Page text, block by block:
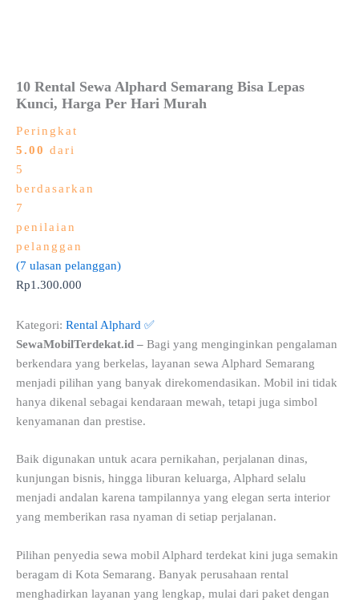
10 Rental Sewa Alphard Semarang Bisa Lepas
Kunci, Harga Per Hari Murah
Peringkat
5.00 dari
5
berdasarkan
7
penilaian
pelanggan
(7 ulasan pelanggan)
Rp1.300.000
Kategori: Rental Alphard ✅
SewaMobilTerdekat.id – Bagi yang menginginkan pengalaman
berkendara yang berkelas, layanan sewa Alphard Semarang
menjadi pilihan yang banyak direkomendasikan. Mobil ini tidak
hanya dikenal sebagai kendaraan mewah, tetapi juga simbol
kenyamanan dan prestise.
Baik digunakan untuk acara pernikahan, perjalanan dinas,
kunjungan bisnis, hingga liburan keluarga, Alphard selalu
menjadi andalan karena tampilannya yang elegan serta interior
yang memberikan rasa nyaman di setiap perjalanan.
Pilihan penyedia sewa mobil Alphard terdekat kini juga semakin
beragam di Kota Semarang. Banyak perusahaan rental
menghadirkan layanan yang lengkap, mulai dari paket dengan